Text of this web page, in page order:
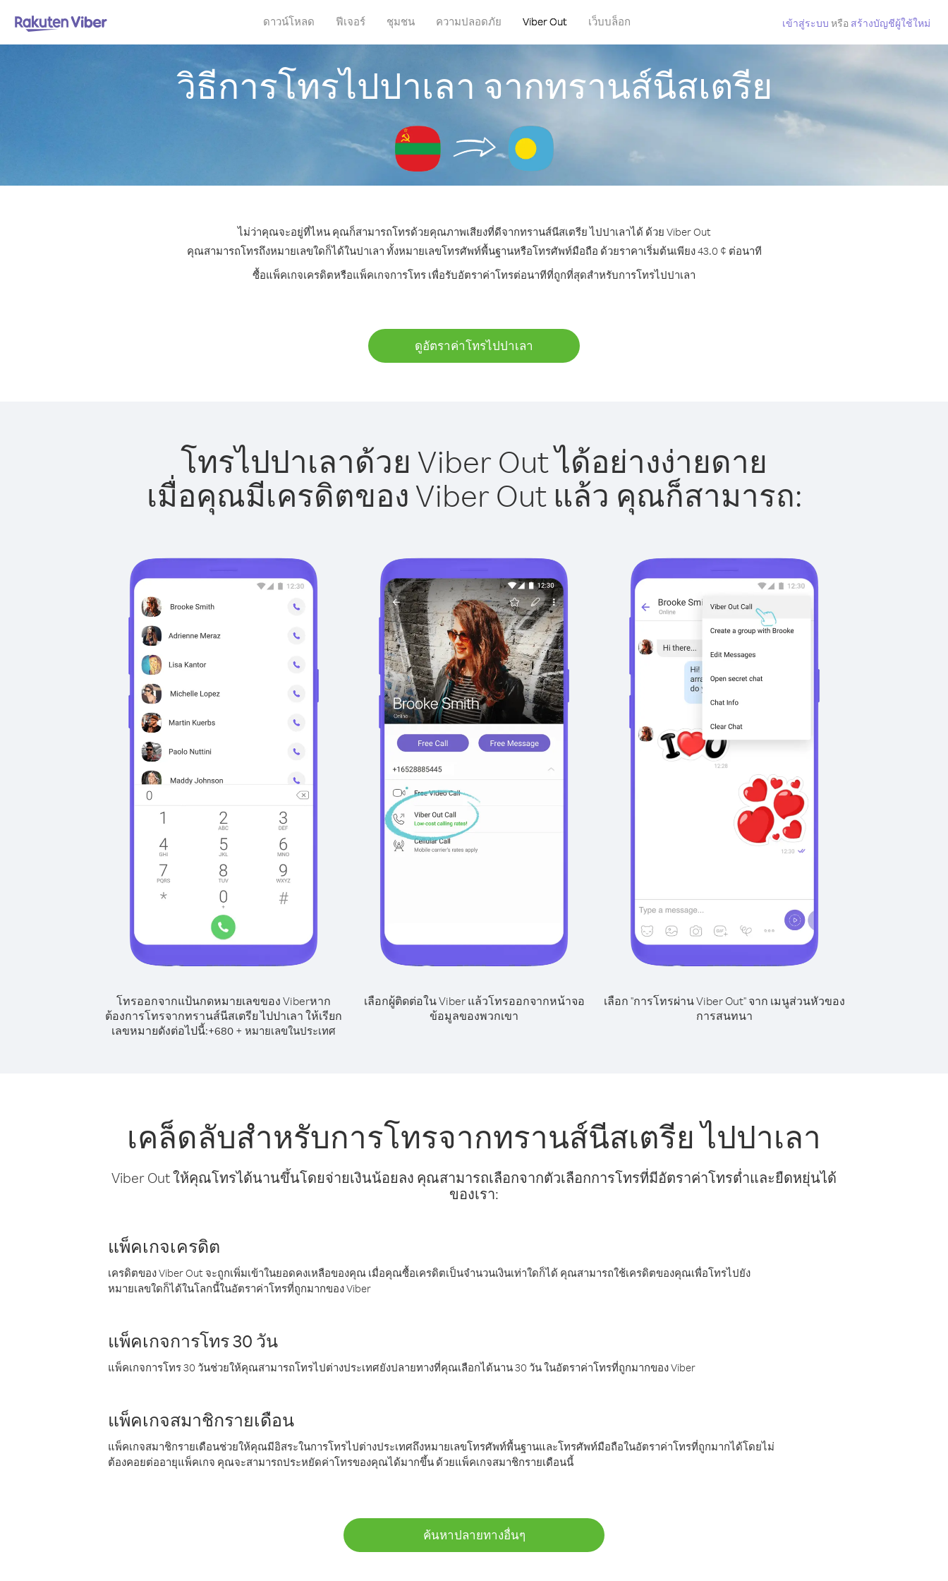
ดาวน์โหลด ฟีเจอร์ ชุมชน ความปลอดภัย Viber Out เว็บบล็อก เข้าสู่ระบบ หรือ สร้างบัญชีผู้ใช้ใหม่
วิธีการโทรไปปาเลา จากทรานส์นีสเตรีย
ไม่ว่าคุณจะอยู่ที่ไหน คุณก็สามารถโทรด้วยคุณภาพเสียงที่ดีจากทรานส์นีสเตรีย ไปปาเลาได้ ด้วย Viber Out
คุณสามารถโทรถึงหมายเลขใดก็ได้ในปาเลา ทั้งหมายเลขโทรศัพท์พื้นฐานหรือโทรศัพท์มือถือ ด้วยราคาเริ่มต้นเพียง 43.0 ¢ ต่อนาที
ซื้อแพ็คเกจเครดิตหรือแพ็คเกจการโทร เพื่อรับอัตราค่าโทรต่อนาทีที่ถูกที่สุดสำหรับการโทรไปปาเลา
ดูอัตราค่าโทรไปปาเลา
โทรไปปาเลาด้วย Viber Out ได้อย่างง่ายดาย
เมื่อคุณมีเครดิตของ Viber Out แล้ว คุณก็สามารถ:
โทรออกจากแป้นกดหมายเลขของ Viberหาก
ต้องการโทรจากทรานส์นีสเตรีย ไปปาเลา ให้เรียก
เลขหมายดังต่อไปนี้:+680 + หมายเลขในประเทศ
เลือกผู้ติดต่อใน Viber แล้วโทรออกจากหน้าจอ
ข้อมูลของพวกเขา
เลือก "การโทรผ่าน Viber Out" จาก เมนูส่วนหัวของ
การสนทนา
เคล็ดลับสำหรับการโทรจากทรานส์นีสเตรีย ไปปาเลา
Viber Out ให้คุณโทรได้นานขึ้นโดยจ่ายเงินน้อยลง คุณสามารถเลือกจากตัวเลือกการโทรที่มีอัตราค่าโทรต่ำและยืดหยุ่นได้
ของเรา:
แพ็คเกจเครดิต
เครดิตของ Viber Out จะถูกเพิ่มเข้าในยอดคงเหลือของคุณ เมื่อคุณซื้อเครดิตเป็นจำนวนเงินเท่าใดก็ได้ คุณสามารถใช้เครดิตของคุณเพื่อโทรไปยัง
หมายเลขใดก็ได้ในโลกนี้ในอัตราค่าโทรที่ถูกมากของ Viber
แพ็คเกจการโทร 30 วัน
แพ็คเกจการโทร 30 วันช่วยให้คุณสามารถโทรไปต่างประเทศยังปลายทางที่คุณเลือกได้นาน 30 วัน ในอัตราค่าโทรที่ถูกมากของ Viber
แพ็คเกจสมาชิกรายเดือน
แพ็คเกจสมาชิกรายเดือนช่วยให้คุณมีอิสระในการโทรไปต่างประเทศถึงหมายเลขโทรศัพท์พื้นฐานและโทรศัพท์มือถือในอัตราค่าโทรที่ถูกมากได้โดยไม่
ต้องคอยต่ออายุแพ็คเกจ คุณจะสามารถประหยัดค่าโทรของคุณได้มากขึ้น ด้วยแพ็คเกจสมาชิกรายเดือนนี้
ค้นหาปลายทางอื่นๆ